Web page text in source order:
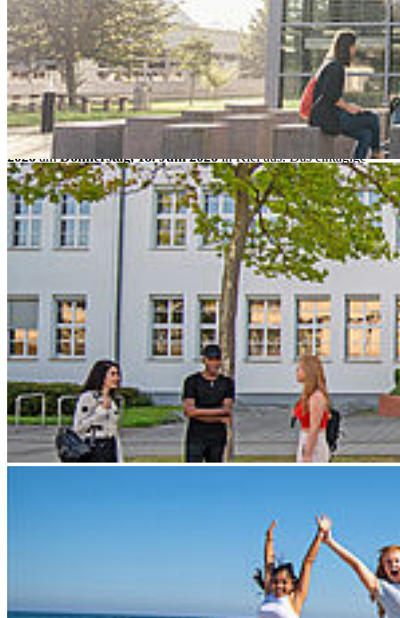
Thursday, 18. June 2026 - 0900Uhr
HAW Kiel || Rektorat
Die Europa-Universität Flensburg (EUF), die Hochschule für
Angewandte Wissenschaften Kiel (HAW Kiel) und die Hochschule
Stralsund richten die erste
Netzwerkkonferenz Ostsee ConnecT
2026amDonnerstag, 18. Juni 2026in Kiel aus. Das eintägige
Treffen richtet sich zunächst an alle deutschsprachigen Hochschulen
in Schleswig-Holstein und Mecklenburg-Vorpommern, die an der
Ostsee liegen und die stärker miteinander sowie mit ausländischen
Hochschulen im Ostseeraum kooperieren möchten. In den
Folgejahren können dann auch ausgewählte Vertreter*innen aus
anderen Anrainerstaaten der Ostsee eingeladen werden.
Save appointment Alle Veranstaltungen
Kon­takt
Hochschule Stralsund
Zur Schwedenschanze 15
18435 Stralsund
Fakultät für Elektrotechnik und Informatik
Fakultät für Maschinenbau